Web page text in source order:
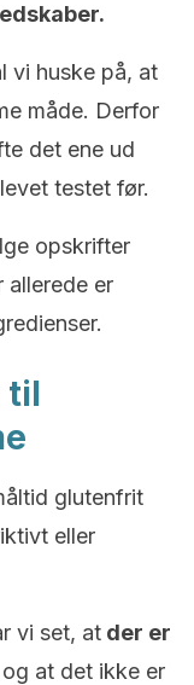
vi huske på, at
måde. Derfor
det ene ud
testet før.
opskrifter
er
til
glutenfrit
eller
vi set, at der er
og at det ikke er